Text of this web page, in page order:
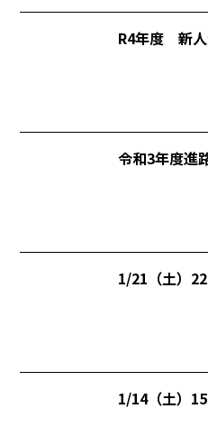
R4年度 新
令和3年度進
1/21（土）
1/14（土）